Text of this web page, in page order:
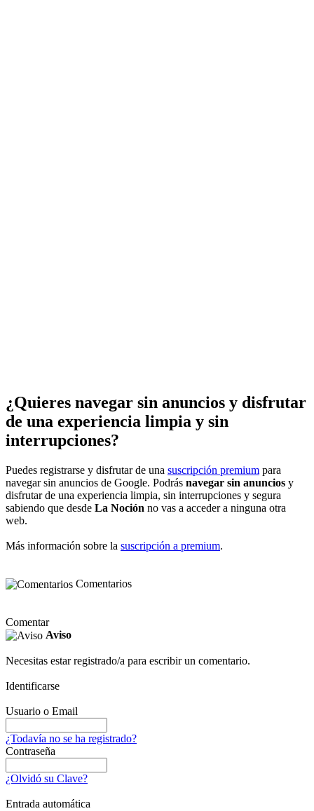
¿Quieres navegar sin anuncios y disfrutar
de una experiencia limpia y sin
interrupciones?
Puedes registrarse y disfrutar de una suscripción premium para
navegar sin anuncios de Google. Podrás navegar sin anuncios y
disfrutar de una experiencia limpia, sin interrupciones y segura
sabiendo que desde La Noción no vas a acceder a ninguna otra
web.
Más información sobre la suscripción a premium.
Comentarios
Comentar
Aviso
Necesitas estar registrado/a para escribir un comentario.
Identificarse
Usuario o Email
¿Todavía no se ha registrado?
Contraseña
¿Olvidó su Clave?
Entrada automática